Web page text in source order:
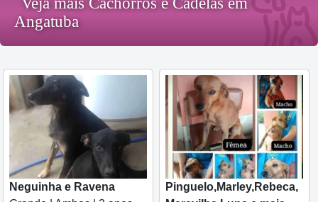
Angatuba
Neguinha e Ravena
Pinguelo,Marley,Rebeca,